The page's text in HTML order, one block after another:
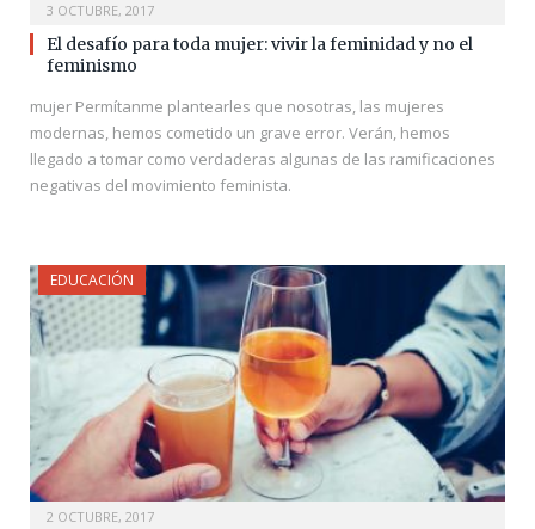
3 OCTUBRE, 2017
El desafío para toda mujer: vivir la feminidad y no el
feminismo
mujer Permítanme plantearles que nosotras, las mujeres
modernas, hemos cometido un grave error. Verán, hemos
llegado a tomar como verdaderas algunas de las ramificaciones
negativas del movimiento feminista.
EDUCACIÓN
2 OCTUBRE, 2017